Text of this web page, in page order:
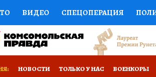
ВИДЕО СПЕЦОПЕРАЦИЯ
НАУКА СПОРТ
НОВОСТИ ТОЛЬКО У НАС ВОЕНКОРЫ